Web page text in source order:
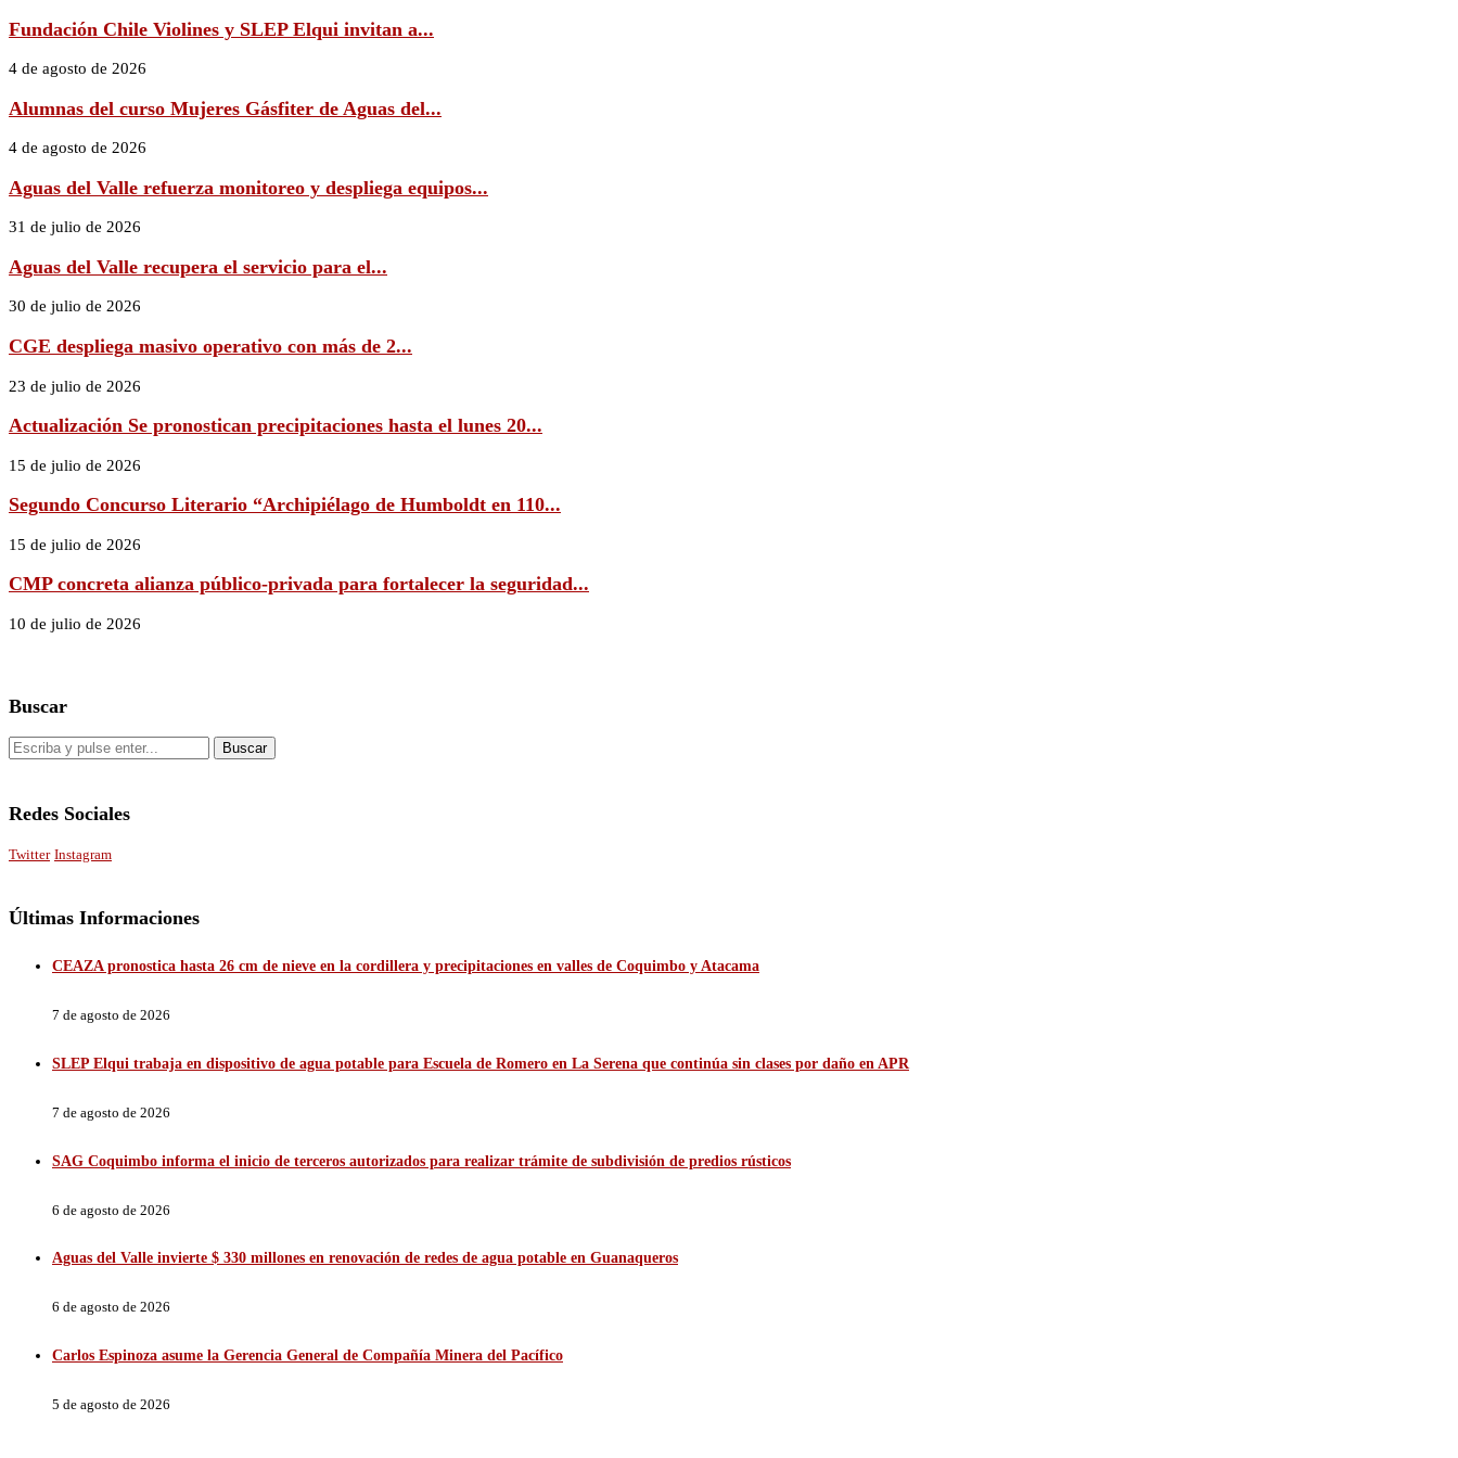
Fundación Chile Violines y SLEP Elqui invitan a...
4 de agosto de 2026
Alumnas del curso Mujeres Gásfiter de Aguas del...
4 de agosto de 2026
Aguas del Valle refuerza monitoreo y despliega equipos...
31 de julio de 2026
Aguas del Valle recupera el servicio para el...
30 de julio de 2026
CGE despliega masivo operativo con más de 2...
23 de julio de 2026
Actualización Se pronostican precipitaciones hasta el lunes 20...
15 de julio de 2026
Segundo Concurso Literario “Archipiélago de Humboldt en 110...
15 de julio de 2026
CMP concreta alianza público-privada para fortalecer la seguridad...
10 de julio de 2026
Buscar
Redes Sociales
Twitter Instagram
Últimas Informaciones
CEAZA pronostica hasta 26 cm de nieve en la cordillera y precipitaciones en valles de Coquimbo y Atacama
7 de agosto de 2026
SLEP Elqui trabaja en dispositivo de agua potable para Escuela de Romero en La Serena que continúa sin clases por daño en APR
7 de agosto de 2026
SAG Coquimbo informa el inicio de terceros autorizados para realizar trámite de subdivisión de predios rústicos
6 de agosto de 2026
Aguas del Valle invierte $ 330 millones en renovación de redes de agua potable en Guanaqueros
6 de agosto de 2026
Carlos Espinoza asume la Gerencia General de Compañía Minera del Pacífico
5 de agosto de 2026